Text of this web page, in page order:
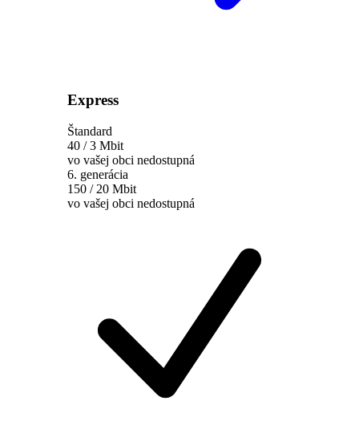
Express
Štandard
40 / 3 Mbit
vo vašej obci nedostupná
6. generácia
150 / 20 Mbit
vo vašej obci nedostupná